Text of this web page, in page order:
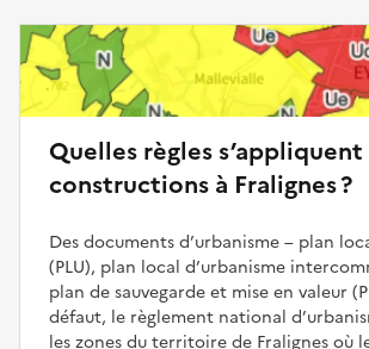
Quelles règles
constructions à Fralignes ?
Des documents d’urbanisme – plan
(PLU), plan local d’urbanisme
plan de sauvegarde et mise en valeur
défaut, le règlement national
les zones du territoire de Fralignes où